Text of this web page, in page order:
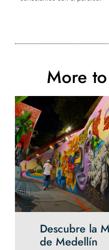
More
Descubre la
de Medellín